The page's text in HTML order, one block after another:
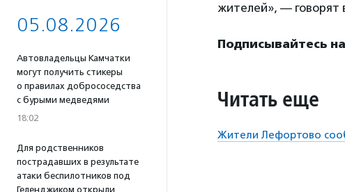
05.08.2026
Автовладельцы Камчатки
могут получить стикеры
о правилах добрососедства
с бурыми медведями
18:02
Для родственников
пострадавших в результате
атаки беспилотников под
Геленджиком открыли
жителей», — говорят
Подписывайтесь
Читать еще
Жители Лефортово